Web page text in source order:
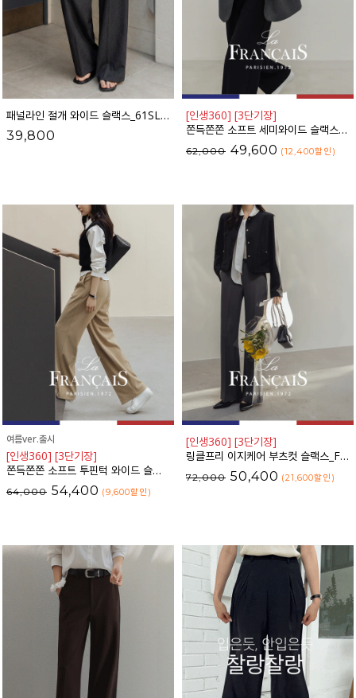
패널라인 절개 와이드 슬랙스_61SL1528
39,800
[인생360] [3단기장]
쫀득쫀쫀 소프트 세미와이드 슬랙스_F6S161SL
62,000 49,600 (12,400할인 )
여름ver.출시
[인생360] [3단기장]
쫀득쫀쫀 소프트 투핀턱 와이드 슬랙스_F6S162SL
64,000 54,400 (9,600할인 )
[인생360] [3단기장]
링클프리 이지케어 부츠컷 슬랙스_F6S165SL
72,000 50,400 (21,600할인 )